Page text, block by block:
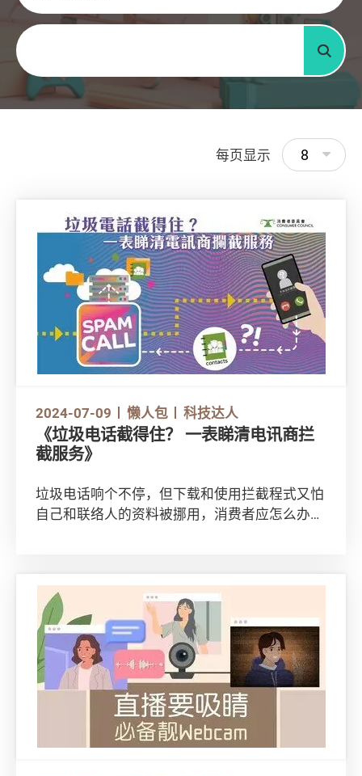
关键字
搜寻
每页显示 8
2024-07-09 懒人包 科技达人
《垃圾电话截得住？ 一表睇清电讯商拦
截服务》
垃圾电话响个不停，但下载和使用拦截程式又怕
自己和联络人的资料被挪用，消费者应怎么办？
外，不少商户会于网络层面自动拦截滋扰来电，
客户在一般情况下毋须下载应用程式便可享用有
关服务，便捷之余更毋须提供电话通讯录，保障
个人资料。